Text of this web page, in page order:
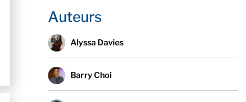
Auteurs
Alyssa Davies
Barry Choi